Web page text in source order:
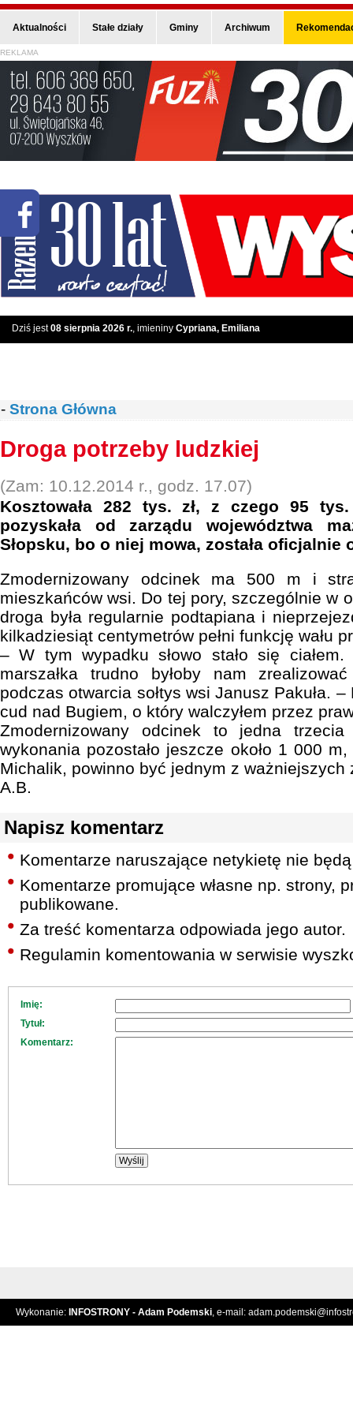
Aktualności Stałe działy Gminy Archiwum
REKLAMA
Dziś jest08 sierpnia 2026 r., imieniny Cypriana, Emiliana
- Strona Główna
Droga potrzeby ludzkiej
(Zam: 10.12.2014 r., godz. 17.07)
Kosztowała 282 tys. zł, z czego 95
pozyskała od zarządu województwa
Słopsku, bo o niej mowa, została oficjalnie
Zmodernizowany odcinek ma 500 m i
mieszkańców wsi. Do tej pory, szczególnie w
droga była regularnie podtapiana i
kilkadziesiąt centymetrów pełni funkcję wału
– W tym wypadku słowo stało się
marszałka trudno byłoby nam
podczas otwarcia sołtys wsi Janusz Pakuła.
cud nad Bugiem, o który walczyłem przez
Zmodernizowany odcinek to jedna
wykonania pozostało jeszcze około 1 000
Michalik, powinno być jednym z ważniejszych
A.B.
Napisz komentarz
Komentarze naruszające netykietę nie
Komentarze promujące własne np. strony,
publikowane.
Za treść komentarza odpowiada jego autor.
Regulamin komentowania w serwisie
Imię:
Tytuł:
Komentarz:
Wykonanie: INFOSTRONY - Adam Podemski, e-mail: